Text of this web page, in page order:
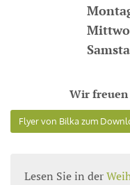
Wir freuen
Flyer von Bilka zum
Lesen Sie in der